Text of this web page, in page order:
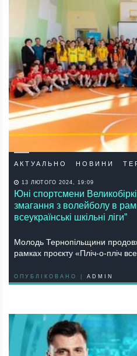
АКТУАЛЬНО НОВИНИ
13 ЛЮТОГО 2024, 19:09
Юні спортсмени
змагання з волейболу в
всеукраїнські шкільні ліги”
Молодь Тернопільщини
рамках проєкту «Пліч-о-пліч
ОПУБЛІКОВАНО | ADMIN